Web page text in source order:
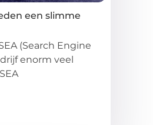
een slimme
(Search Engine
enorm veel